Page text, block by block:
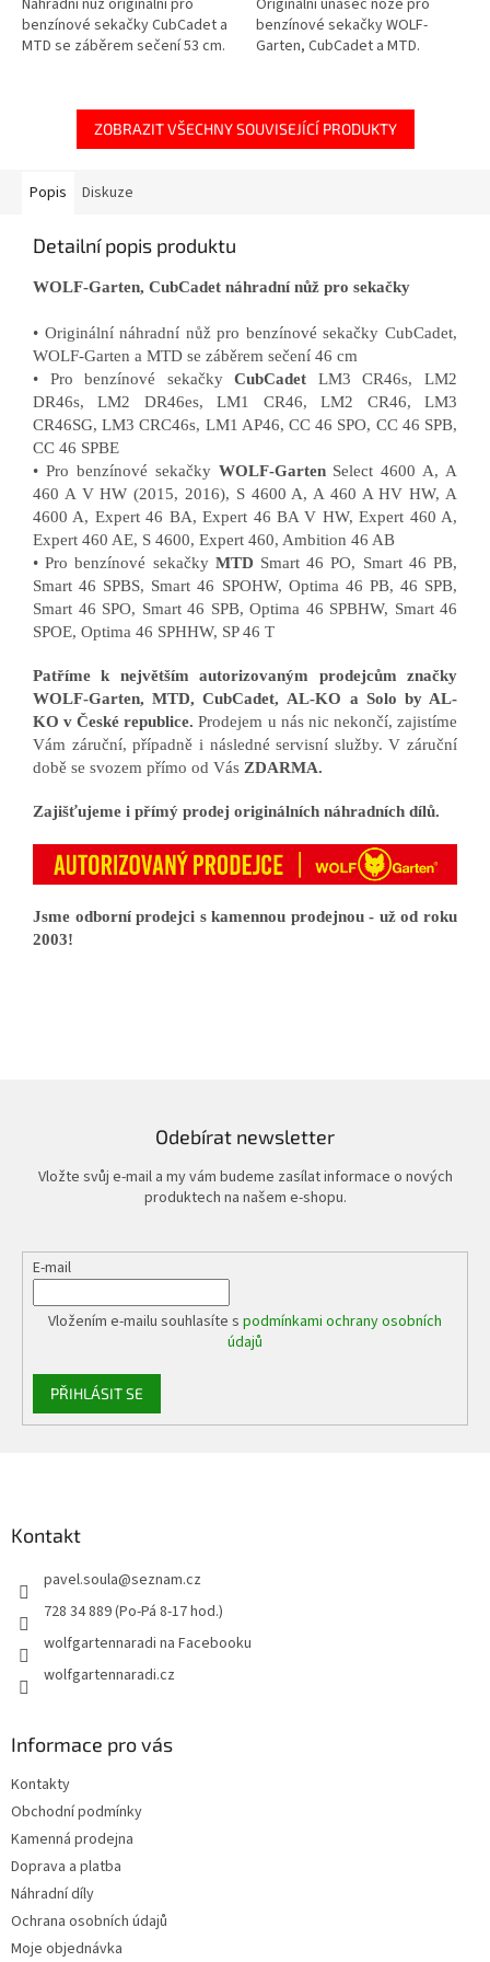
benzínové sekačky CubCadet a
MTD se záběrem sečení 53 cm.
benzínové sekačky WOLF-
Garten, CubCadet a MTD.
ZOBRAZIT VŠECHNY SOUVISEJÍCÍ PRODUKTY
Popis Diskuze
Detailní popis produktu
WOLF-Garten, CubCadet náhradní nůž pro sekačky
• Originální náhradní nůž pro benzínové sekačky CubCadet,
WOLF-Garten a MTD se záběrem sečení 46 cm
• Pro benzínové sekačkyCubCadet LM3 CR46s, LM2
DR46s, LM2 DR46es, LM1 CR46, LM2 CR46, LM3
CR46SG, LM3 CRC46s, LM1 AP46, CC 46 SPO, CC 46 SPB,
CC 46 SPBE
• Pro benzínové sekačkyWOLF-GartenSelect 4600 A, A
460 A V HW (2015, 2016), S 4600 A, A 460 A HV HW, A
4600 A, Expert 46 BA, Expert 46 BA V HW, Expert 460 A,
Expert 460 AE, S 4600, Expert 460, Ambition 46 AB
• Pro benzínové sekačky MTD Smart 46 PO, Smart 46 PB,
Smart 46 SPBS, Smart 46 SPOHW, Optima 46 PB, 46 SPB,
Smart 46 SPO, Smart 46 SPB, Optima 46 SPBHW, Smart 46
SPOE, Optima 46 SPHHW, SP 46 T
Patříme k největším autorizovaným prodejcům značky
WOLF-Garten, MTD, CubCadet, AL-KO a Solo by AL-
KO v České republice.Prodejem u nás nic nekončí, zajistíme
Vám záruční, případně i následné servisní služby. V záruční
době se svozem přímo od Vás ZDARMA.
Zajišťujeme i přímý prodej originálních náhradních dílů.
Jsme odborní prodejci s kamennou prodejnou - už od roku
2003!
Odebírat newsletter
Vložte svůj e-mail a my vám budeme zasílat informace o nových
produktech na našem e-shopu.
E-mail
Vložením e-mailu souhlasíte s podmínkami ochrany osobních
údajů
PŘIHLÁSIT SE
Kontakt
pavel.soula@seznam.cz
728 34 889 (Po-Pá 8-17 hod.)
wolfgartennaradi na Facebooku
wolfgartennaradi.cz
Informace pro vás
Kontakty
Obchodní podmínky
Kamenná prodejna
Doprava a platba
Náhradní díly
Ochrana osobních údajů
Moje objednávka